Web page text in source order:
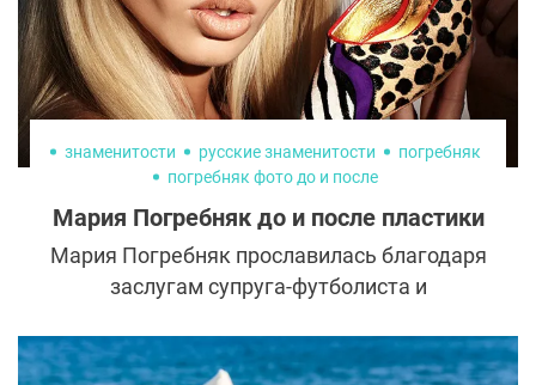
знаменитости русские знаменитости
погребняк
погребняк фото до и после
Мария Погребняк до и после пластики
Мария Погребняк прославилась благодаря
заслугам супруга-футболиста и